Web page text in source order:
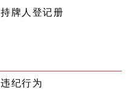
持牌人登记册
违纪行为